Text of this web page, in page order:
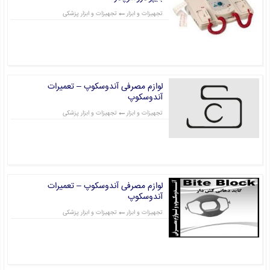
تجهیزات و ابزار تجهیزات و ابزار پزشکی
لوازم مصرفی آندوسکوپ – تعمیرات
آندوسکوپ
تجهیزات و ابزار تجهیزات و ابزار پزشکی
لوازم مصرفی آندوسکوپ – تعمیرات
آندوسکوپ
تجهیزات و ابزار تجهیزات و ابزار پزشکی